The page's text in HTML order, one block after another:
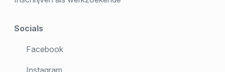
Socials
Facebook
Instagram